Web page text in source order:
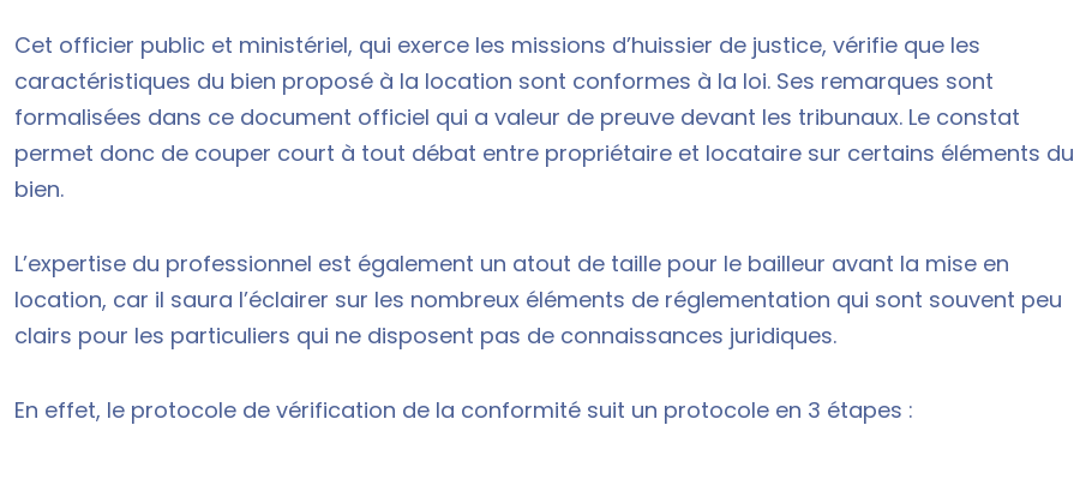
Cet officier public et ministériel, qui exerce les missions d’huissier de justice, vérifie que les
caractéristiques du bien proposé à la location sont conformes à la loi. Ses remarques sont
formalisées dans ce document officiel qui a valeur de preuve devant les tribunaux. Le constat
permet donc de couper court à tout débat entre propriétaire et locataire sur certains éléments du
bien.
L’expertise du professionnel est également un atout de taille pour le bailleur avant la mise en
location, car il saura l’éclairer sur les nombreux éléments de réglementation qui sont souvent peu
clairs pour les particuliers qui ne disposent pas de connaissances juridiques.
En effet, le protocole de vérification de la conformité suit un protocole en 3 étapes :